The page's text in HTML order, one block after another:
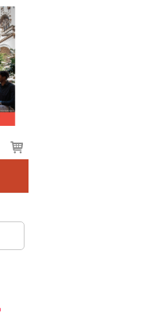
Voir
le